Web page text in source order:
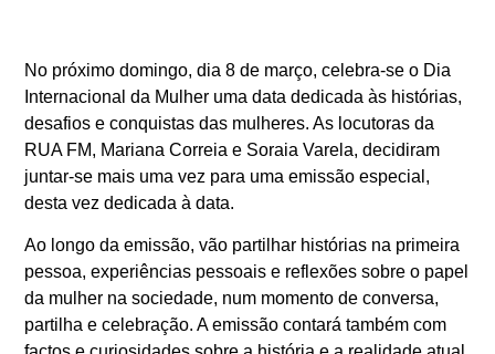
No próximo domingo, dia 8 de março, celebra-se o Dia
Internacional da Mulher uma data dedicada às histórias,
desafios e conquistas das mulheres. As locutoras da
RUA FM, Mariana Correia e Soraia Varela, decidiram
juntar-se mais uma vez para uma emissão especial,
desta vez dedicada à data.
Ao longo da emissão, vão partilhar histórias na primeira
pessoa, experiências pessoais e reflexões sobre o papel
da mulher na sociedade, num momento de conversa,
partilha e celebração. A emissão contará também com